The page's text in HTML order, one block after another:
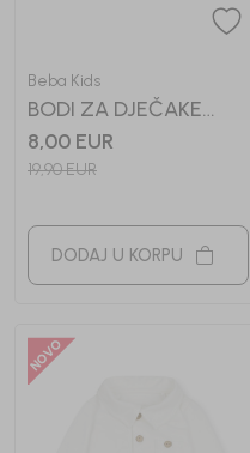
Beba Kids
BODI ZA DJEČAKE
ALAN
8,00 EUR
19,90EUR
DODAJ U KORPU